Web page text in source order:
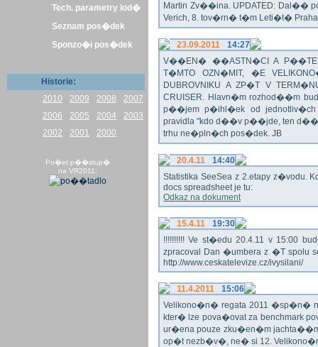
Tech. parametry lod�
Seznam pos�dek
Sponzo�i pos�dek
Historie:
2010
2009 2008
2007
2006
2005 2004
2003
2002
2001 2000
Po�et p��stup�
na VR2011:
Martin Zv��ina. UPDATED: Dal��
Verich, 8. tov�rn� t�m Leti�t� Praha
23.09.2011
14:27
V��EN� ��ASTN�CI A
T�MTO OZN�MIT, �E
DUBROVNIKU A ZP�T V
CRUISER. Hlavn�m rozhod��m
p��jem p�ihl�ek od
pravidla "kdo d��v p��jde, ten
trhu ne�pln�ch pos�dek. JB
20.4.11
14:40
Statistika SeeSea z 2.etapy z�vodu.
docs spreadsheet je tu:
Odkaz na dokument
15.4.11
19:30
!!!!!!!!!! Ve st�edu 20.4.11 v 15:00
zpracoval Dan �umbera z �T spolu
http://www.ceskatelevize.cz/ivysilani/
11.4.2011
15:06
Velikono�n� regata 2011 �sp�n�
kter� lze pova�ovat za benchmark
ur�ena pouze zku�en�m
op�t nezb�v�, ne� si 12.